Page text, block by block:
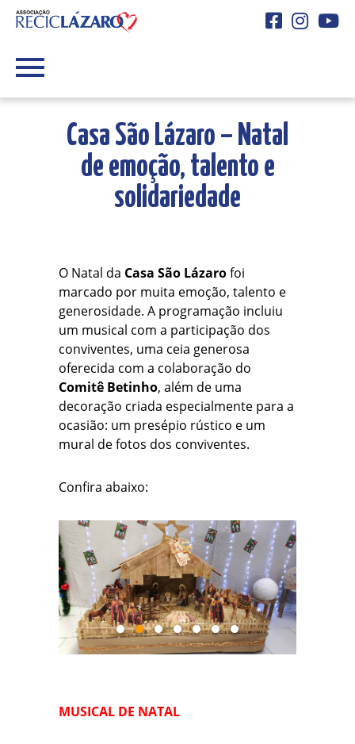
Facebook
Casa São Lázaro – Natal
de emoção, talento e
solidariedade
O Natal da Casa São Lázarofoi
marcado por muita emoção, talento e
generosidade. A programação incluiu
um musical com a participação dos
conviventes, uma ceia generosa
oferecida com a colaboração do
Comitê Betinho, além de uma
decoração criada especialmente para a
ocasião: um presépio rústico e um
mural de fotos dos conviventes.
Confira abaixo:
MUSICAL DE NATAL